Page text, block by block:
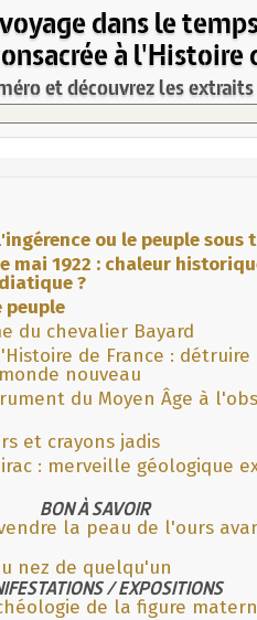
dans le
à l'Histoire
et découvrez les
ou le peuple sous
mai 1922 : chaleur
?
peuple
du chevalier Bayard
de France : détruire
nouveau
du Moyen Âge à
et crayons jadis
: merveille géologique
BON À SAVOIR
la peau de l'ours
nez de quelqu'un
/ EXPOSITIONS
de la figure